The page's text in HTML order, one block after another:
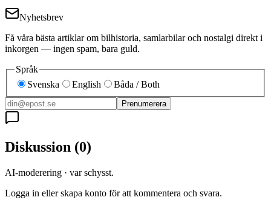
Nyhetsbrev
Få våra bästa artiklar om bilhistoria, samlarbilar och nostalgi direkt i
inkorgen — ingen spam, bara guld.
Språk
Svenska
English Båda / Both
Prenumerera
Diskussion (0)
AI-moderering · var schysst.
Logga in eller skapa konto för att kommentera och svara.